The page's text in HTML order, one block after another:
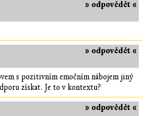
» odpovědět «
» odpovědět «
s pozitivním emočním nábojem jiný
získat. Je to v kontextu?
» odpovědět «